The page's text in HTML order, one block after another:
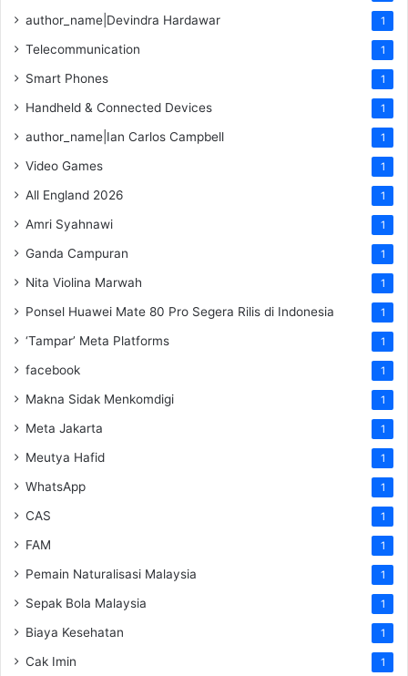
author_name|Devindra Hardawar 1
Telecommunication 1
Smart Phones 1
Handheld & Connected Devices 1
author_name|Ian Carlos Campbell 1
Video Games 1
All England 2026 1
Amri Syahnawi 1
Ganda Campuran 1
Nita Violina Marwah 1
Ponsel Huawei Mate 80 Pro Segera Rilis di Indonesia 1
‘Tampar’ Meta Platforms 1
facebook 1
Makna Sidak Menkomdigi 1
Meta Jakarta 1
Meutya Hafid 1
WhatsApp 1
CAS 1
FAM 1
Pemain Naturalisasi Malaysia 1
Sepak Bola Malaysia 1
Biaya Kesehatan 1
Cak Imin 1